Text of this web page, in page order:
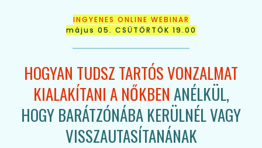
INGYENES ONLINE WEBINAR
május 05. CSÜTÖRTÖK 19.00
HOGYAN TUDSZ TARTÓS VONZALMAT
KIALAKÍTANI A NŐKBEN ANÉLKÜL,
HOGY BARÁTZÓNÁBA KERÜLNÉL VAGY
VISSZAUTASÍTANÁNAK